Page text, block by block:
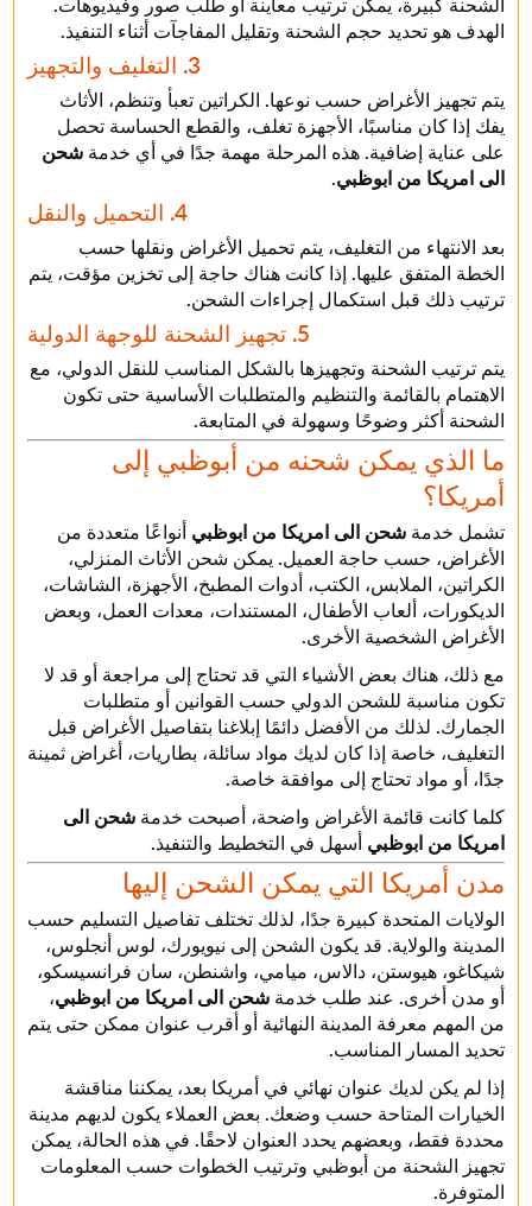
الهدف هو تحديد حجم الشحنة وتقليل المفاجآت أثناء التنفيذ.
3. التغليف والتجهيز
يتم تجهيز الأغراض حسب نوعها. الكراتين تعبأ وتنظم، الأثاث
يفك إذا كان مناسبًا، الأجهزة تغلف، والقطع الحساسة تحصل
على عناية إضافية. هذه المرحلة مهمة جدًا في أي خدمة شحن
الى امريكا من ابوظبي.
4. التحميل والنقل
بعد الانتهاء من التغليف، يتم تحميل الأغراض ونقلها حسب
الخطة المتفق عليها. إذا كانت هناك حاجة إلى تخزين مؤقت، يتم
ترتيب ذلك قبل استكمال إجراءات الشحن.
5. تجهيز الشحنة للوجهة الدولية
يتم ترتيب الشحنة وتجهيزها بالشكل المناسب للنقل الدولي، مع
الاهتمام بالقائمة والتنظيم والمتطلبات الأساسية حتى تكون
الشحنة أكثر وضوحًا وسهولة في المتابعة.
ما الذي يمكن شحنه من أبوظبي إلى
أمريكا؟
تشمل خدمة شحن الى امريكا من ابوظبي أنواعًا متعددة من
الأغراض، حسب حاجة العميل. يمكن شحن الأثاث المنزلي،
الكراتين، الملابس، الكتب، أدوات المطبخ، الأجهزة، الشاشات،
الديكورات، ألعاب الأطفال، المستندات، معدات العمل، وبعض
الأغراض الشخصية الأخرى.
مع ذلك، هناك بعض الأشياء التي قد تحتاج إلى مراجعة أو قد لا
تكون مناسبة للشحن الدولي حسب القوانين أو متطلبات
الجمارك. لذلك من الأفضل دائمًا إبلاغنا بتفاصيل الأغراض قبل
التغليف، خاصة إذا كان لديك مواد سائلة، بطاريات، أغراض ثمينة
جدًا، أو مواد تحتاج إلى موافقة خاصة.
كلما كانت قائمة الأغراض واضحة، أصبحت خدمة شحن الى
امريكا من ابوظبي أسهل في التخطيط والتنفيذ.
مدن أمريكا التي يمكن الشحن إليها
الولايات المتحدة كبيرة جدًا، لذلك تختلف تفاصيل التسليم حسب
المدينة والولاية. قد يكون الشحن إلى نيويورك، لوس أنجلوس،
شيكاغو، هيوستن، دالاس، ميامي، واشنطن، سان فرانسيسكو،
أو مدن أخرى. عند طلب خدمة شحن الى امريكا من ابوظبي،
من المهم معرفة المدينة النهائية أو أقرب عنوان ممكن حتى يتم
تحديد المسار المناسب.
إذا لم يكن لديك عنوان نهائي في أمريكا بعد، يمكننا مناقشة
الخيارات المتاحة حسب وضعك. بعض العملاء يكون لديهم مدينة
محددة فقط، وبعضهم يحدد العنوان لاحقًا. في هذه الحالة، يمكن
تجهيز الشحنة من أبوظبي وترتيب الخطوات حسب المعلومات
المتوفرة.